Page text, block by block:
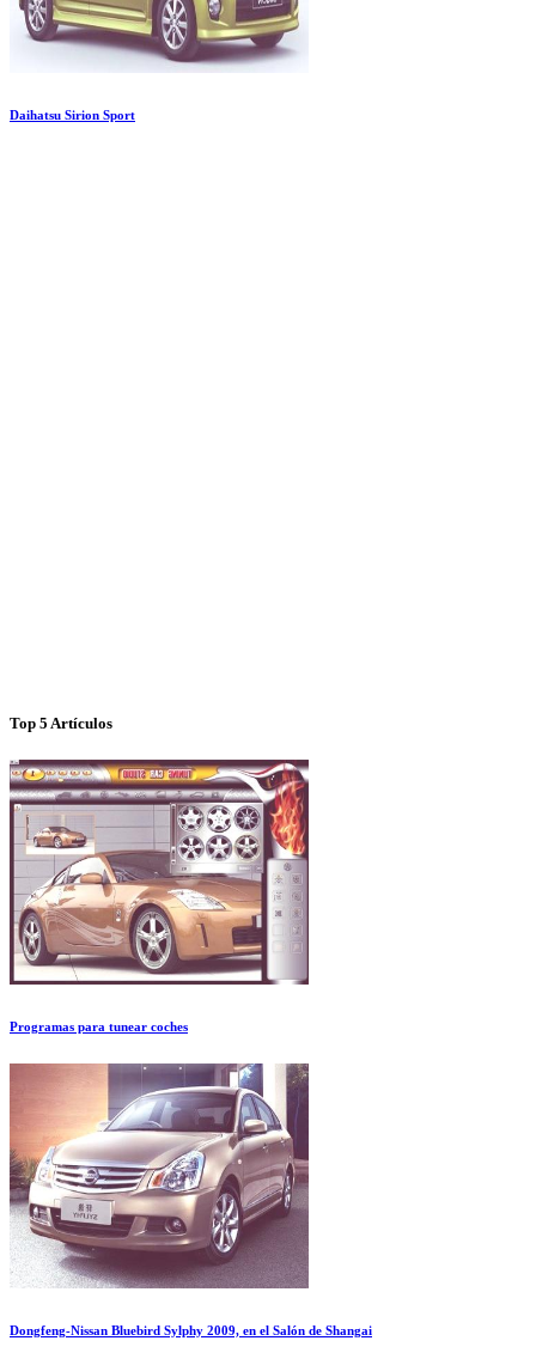
Daihatsu Sirion Sport
Top 5 Artículos
Programas para tunear coches
Dongfeng-Nissan Bluebird Sylphy 2009, en el Salón de Shangai